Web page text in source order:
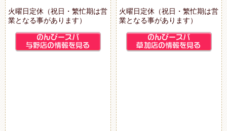
火曜日定休（祝日・繁忙期は営
業となる事があります）
火曜日定休（祝日・繁忙期は営
業となる事があります）